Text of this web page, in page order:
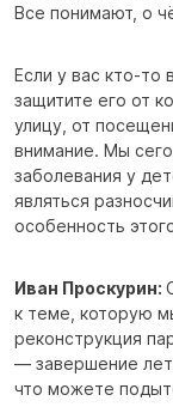
Все понимают, о
Если у вас кто-то
защитите его от
улицу, от
внимание. Мы
заболевания у
являться
особенность
Иван Проскурин:
к теме, которую
реконструкция
— завершение
что можете